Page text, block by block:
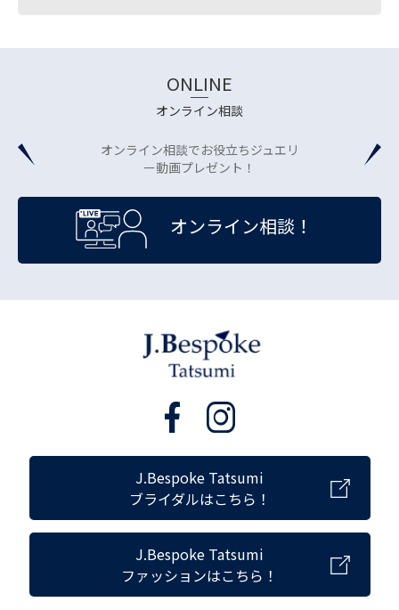
ONLINE
オンライン相談
オンライン相談でお役立ちジュエリ
ー動画プレゼント！
オンライン相談！
J.Bespoke Tatsumi
ブライダルはこちら！
J.Bespoke Tatsumi
ファッションはこちら！